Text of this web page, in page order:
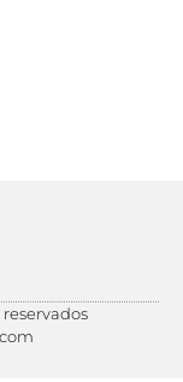
reservados